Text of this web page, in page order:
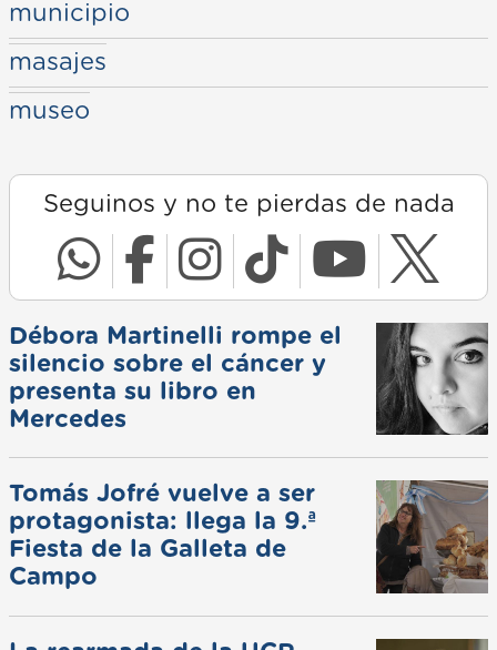
municipio
masajes
museo
Seguinos y no te pierdas de nada
Débora Martinelli rompe el
silencio sobre el cáncer y
presenta su libro en
Mercedes
Tomás Jofré vuelve a ser
protagonista: llega la 9.ª
Fiesta de la Galleta de
Campo